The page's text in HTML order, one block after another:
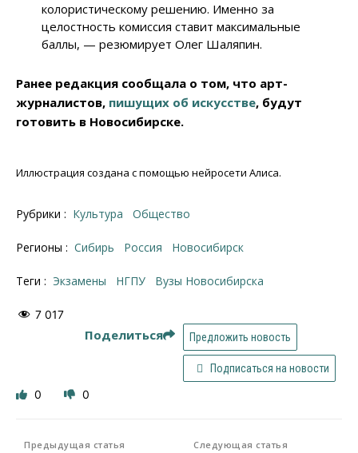
колористическому решению. Именно за
целостность комиссия ставит максимальные
баллы, — резюмирует Олег Шаляпин.
Ранее редакция сообщала о том, что арт-
журналистов, пишущих об искусстве, будут
готовить в Новосибирске.
Иллюстрация создана с помощью нейросети Алиса.
Рубрики : Культура Общество
Регионы : Сибирь Россия Новосибирск
Теги : экзамены НГПУ Вузы Новосибирска
7 017
Поделиться Предложить новость
Подписаться на новости
0 0
Предыдущая статья Следующая статья